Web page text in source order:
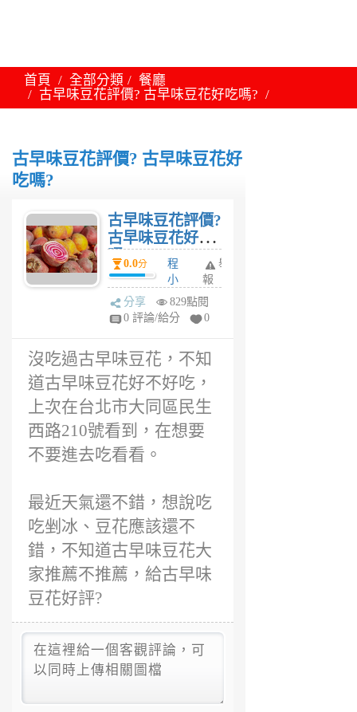
首頁 全部分類
餐廳
古早味豆花評價? 古早味豆花好吃嗎?
古早味豆花評價? 古早味豆花好
吃嗎?
古早味豆花評價?
古早味豆花好吃
嗎?0.0分
程
小
姐
6
舉
報
分享
829點閱
0 評論/給分
0
沒吃過古早味豆花，不知
道古早味豆花好不好吃，
上次在台北市大同區民生
西路210號看到，在想要
不要進去吃看看。
最近天氣還不錯，想說吃
吃剉冰、豆花應該還不
錯，不知道古早味豆花大
家推薦不推薦，給古早味
豆花好評?